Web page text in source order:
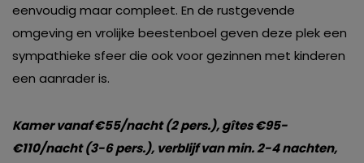
eenvoudig maar compleet. En de rustgevende
omgeving en vrolijke beestenboel geven deze plek een
sympathieke sfeer die ook voor gezinnen met kinderen
een aanrader is.
Kamer vanaf €55/nacht (2 pers.), gîtes €95-
€110/nacht (3-6 pers.), verblijf van min. 2-4 nachten,